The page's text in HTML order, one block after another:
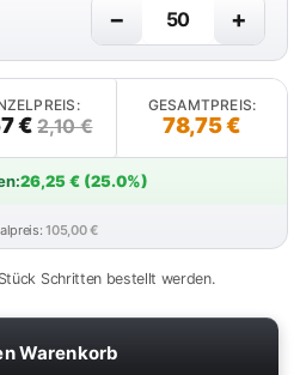
− +
€ 2,10 €
GESAMTPREIS:
78,75 €
26,25 € (25.0%)
105,00 €
Schritten bestellt werden.
Warenkorb